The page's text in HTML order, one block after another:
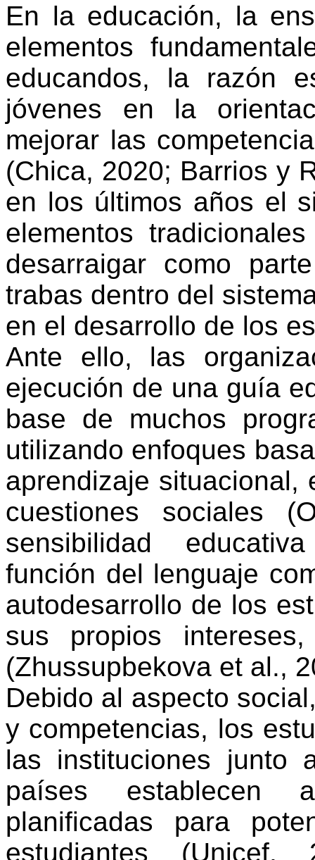
En la educación, la
elementos
educandos, la razón
jóvenes
en la
mejorar las
(Chica, 2020; Barrios y
en los últimos años el
elementos tradicionales
desarraigar
como parte
trabas dentro del
en el desarrollo de los
Ante ello, las
ejecución de una guía
base de muchos
utilizando enfoques
aprendizaje situacional,
cuestiones
sociales
sensibilidad
educativa
función del lenguaje
autodesarrollo de los
sus propios intereses
(Zhussupbekova et al.,
Debido al aspecto
y competencias, los
las instituciones junto
países
establecen
planificadas para
estudiantes (Unicef,